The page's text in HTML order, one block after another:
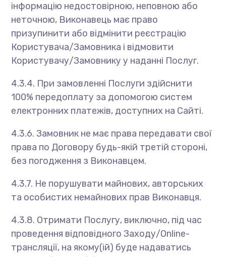
інформацію недостовірною, неповною або
неточною, Виконавець має право
призупинити або відмінити реєстрацію
Користувача/Замовника і відмовити
Користувачу/Замовнику у наданні Послуг.
4.3.4. При замовленні Послуги здійснити
100% передоплату за допомогою систем
електронних платежів, доступних на Сайті.
4.3.6. Замовник не має права передавати свої
права по Договору будь-якій третій стороні,
без погодження з Виконавцем.
4.3.7. Не порушувати майнових, авторських
та особистих немайнових прав Виконавця.
4.3.8. Отримати Послугу, виключно, під час
проведення відповідного Заходу/Online-
трансляції, на якому(ій) буде надаватись